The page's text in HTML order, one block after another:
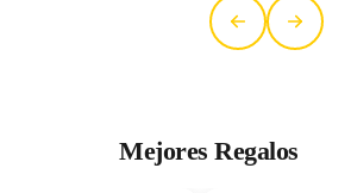
Mejores Regalos